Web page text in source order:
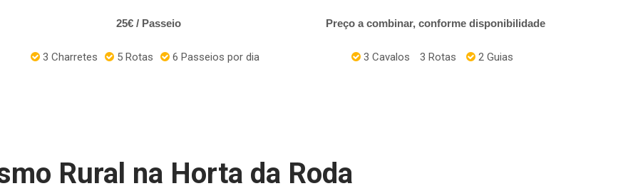
25€ / Passeio
3 Charretes 5 Rotas 6 Passeios por dia
Preço a combinar, conforme disponibilidade
3 Cavalos 3 Rotas 2 Guias
Rural na Horta da Roda